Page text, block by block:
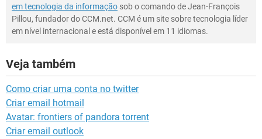
em tecnologia da informação sob o comando de Jean-François
Pillou, fundador do CCM.net. CCM é um site sobre tecnologia líder
em nível internacional e está disponível em 11 idiomas.
Veja também
Como criar uma conta no twitter
Criar email hotmail
Avatar: frontiers of pandora torrent
Criar email outlook